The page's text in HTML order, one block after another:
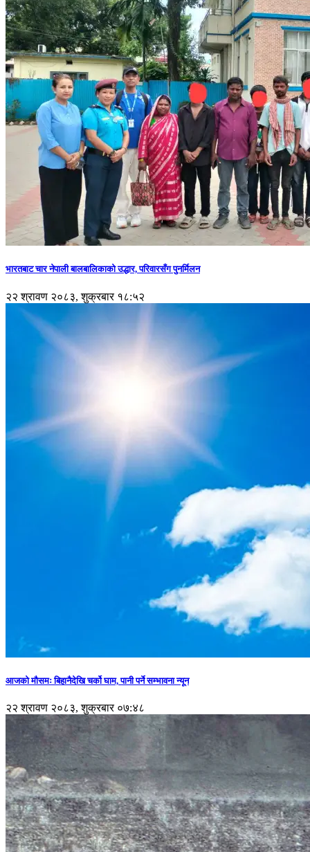
भारतबाट चार नेपाली बालबालिकाको उद्धार, परिवारसँग पुनर्मिलन
२२ श्रावण २०८३, शुक्रबार १८:५२
आजको मौसमः बिहानैदेखि चर्को घाम, पानी पर्ने सम्भावना न्यून
२२ श्रावण २०८३, शुक्रबार ०७:४८